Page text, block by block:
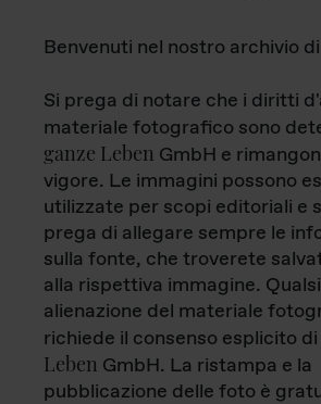
Benvenuti nel nostro archivio
Si prega di notare che i diritti
materiale fotografico sono
ganze Leben GmbH e
vigore. Le immagini possono
utilizzate per scopi editoriali e
prega di allegare sempre le
sulla fonte, che troverete
alla rispettiva immagine.
alienazione del materiale
richiede il consenso esplicito di
Leben GmbH. La ristampa e la
pubblicazione delle foto è